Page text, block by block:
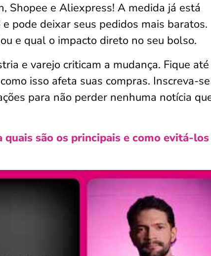
Shopee e Aliexpress! A medida já está
pode deixar seus pedidos mais baratos.
e qual o impacto direto no seu bolso.
e varejo criticam a mudança. Fique
isso afeta suas compras. Inscreva-
para não perder nenhuma notícia
quais são os principais e como evitá-los